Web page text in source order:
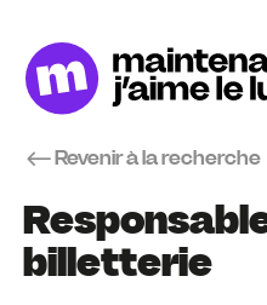
Revenir à la recherche
billetterie